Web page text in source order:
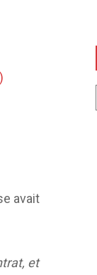
avait
et